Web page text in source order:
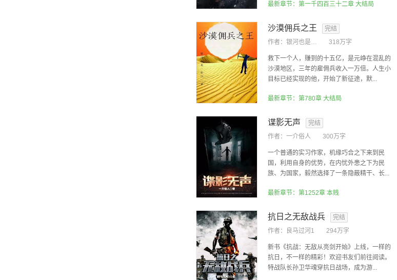
最新章节：第一千四百三十二章 大结局
沙漠佣兵之王
完结
作者：
银河也是一粒沙 318万字
救下一个人，赚到的十五亿，是元峥在混乱的
沙漠地区，三年的雇佣兵收入一万倍。人生小
目标已经实现的他，开始了新征途，默...
最新章节：第780章 大结局
谍影无声
完结
作者： 一介俗人 300万字
一个普通的实习作家，机缘巧合之下来到民
国，利用自身的优势，在内忧外患之下为民
族、为国家，毅然选择了一条隐蔽精干、长...
最新章节：第1252章 本贱
抗日之无敌战兵
完结
作者：
良马过河1 294万字
新书《抗战：无敌从亮剑开始》上线，一样的
抗日，不一样的精彩！欢迎书友们前往阅读。
特战队长孙卫华魂穿抗日战场，成为游...